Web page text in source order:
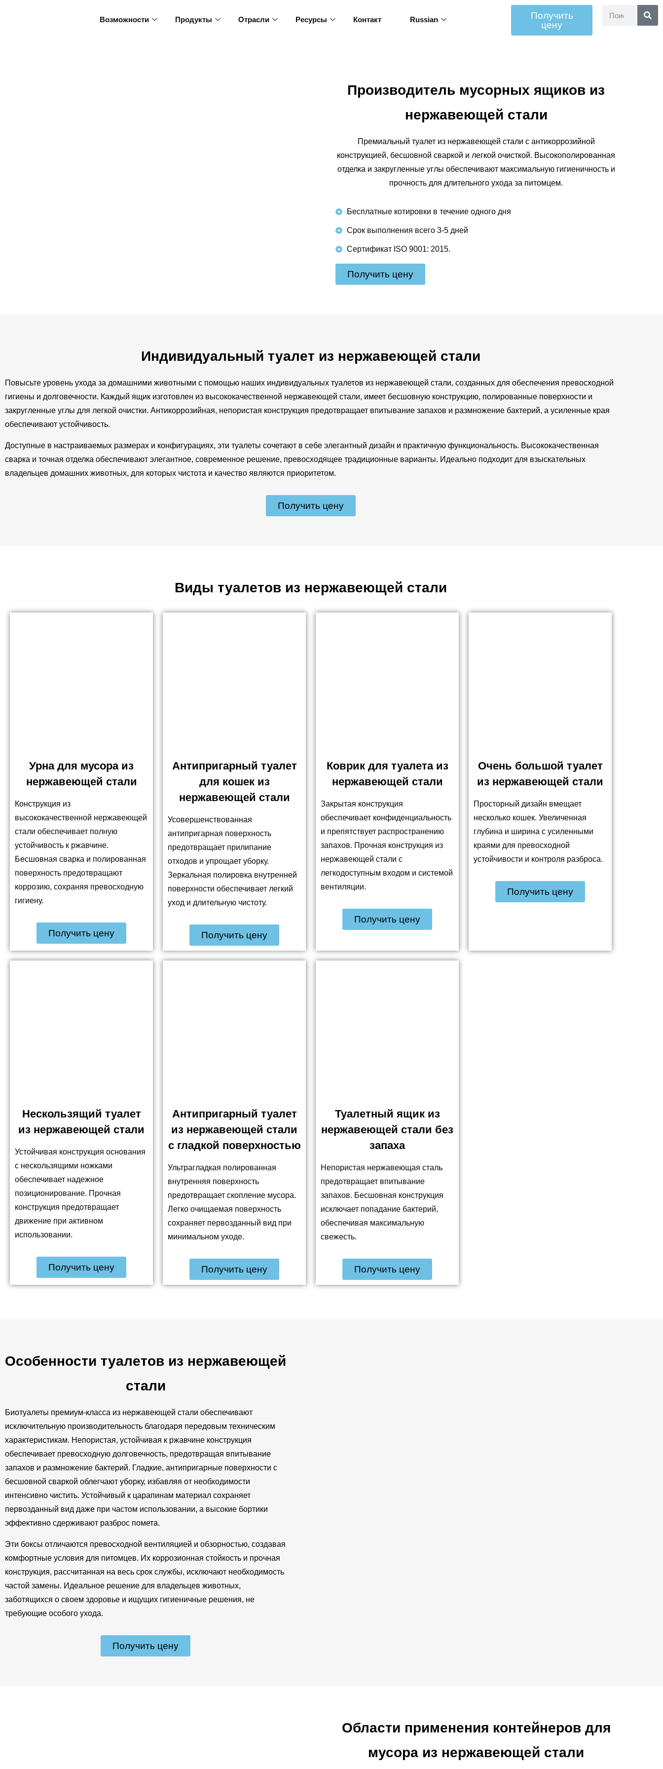
Возможности Продукты Отрасли Ресурсы Контакт Russian
Получить
цену
Производитель мусорных ящиков из
нержавеющей стали
Премиальный туалет из нержавеющей стали с антикоррозийной
конструкцией, бесшовной сваркой и легкой очисткой. Высокополированная
отделка и закругленные углы обеспечивают максимальную гигиеничность и
прочность для длительного ухода за питомцем.
Бесплатные котировки в течение одного дня
Срок выполнения всего 3-5 дней
Сертификат ISO 9001: 2015.
Получить цену
Индивидуальный туалет из нержавеющей стали
Повысьте уровень ухода за домашними животными с помощью наших индивидуальных туалетов из нержавеющей стали, созданных для обеспечения превосходной
гигиены и долговечности. Каждый ящик изготовлен из высококачественной нержавеющей стали, имеет бесшовную конструкцию, полированные поверхности и
закругленные углы для легкой очистки. Антикоррозийная, непористая конструкция предотвращает впитывание запахов и размножение бактерий, а усиленные края
обеспечивают устойчивость.
Доступные в настраиваемых размерах и конфигурациях, эти туалеты сочетают в себе элегантный дизайн и практичную функциональность. Высококачественная
сварка и точная отделка обеспечивают элегантное, современное решение, превосходящее традиционные варианты. Идеально подходит для взыскательных
владельцев домашних животных, для которых чистота и качество являются приоритетом.
Получить цену
Виды туалетов из нержавеющей стали
Урна для мусора из
нержавеющей стали
Конструкция из
высококачественной нержавеющей
стали обеспечивает полную
устойчивость к ржавчине.
Бесшовная сварка и полированная
поверхность предотвращают
коррозию, сохраняя превосходную
гигиену.
Получить цену
Антипригарный туалет
для кошек из
нержавеющей стали
Усовершенствованная
антипригарная поверхность
предотвращает прилипание
отходов и упрощает уборку.
Зеркальная полировка внутренней
поверхности обеспечивает легкий
уход и длительную чистоту.
Получить цену
Коврик для туалета из
нержавеющей стали
Закрытая конструкция
обеспечивает конфиденциальность
и препятствует распространению
запахов. Прочная конструкция из
нержавеющей стали с
легкодоступным входом и системой
вентиляции.
Получить цену
Очень большой туалет
из нержавеющей стали
Просторный дизайн вмещает
несколько кошек. Увеличенная
глубина и ширина с усиленными
краями для превосходной
устойчивости и контроля разброса.
Получить цену
Нескользящий туалет
из нержавеющей стали
Устойчивая конструкция основания
с нескользящими ножками
обеспечивает надежное
позиционирование. Прочная
конструкция предотвращает
движение при активном
использовании.
Получить цену
Антипригарный туалет
из нержавеющей стали
с гладкой поверхностью
Ультрагладкая полированная
внутренняя поверхность
предотвращает скопление мусора.
Легко очищаемая поверхность
сохраняет первозданный вид при
минимальном уходе.
Получить цену
Туалетный ящик из
нержавеющей стали без
запаха
Непористая нержавеющая сталь
предотвращает впитывание
запахов. Бесшовная конструкция
исключает попадание бактерий,
обеспечивая максимальную
свежесть.
Получить цену
Особенности туалетов из нержавеющей
стали
Биотуалеты премиум-класса из нержавеющей стали обеспечивают
исключительную производительность благодаря передовым техническим
характеристикам. Непористая, устойчивая к ржавчине конструкция
обеспечивает превосходную долговечность, предотвращая впитывание
запахов и размножение бактерий. Гладкие, антипригарные поверхности с
бесшовной сваркой облегчают уборку, избавляя от необходимости
интенсивно чистить. Устойчивый к царапинам материал сохраняет
первозданный вид даже при частом использовании, а высокие бортики
эффективно сдерживают разброс помета.
Эти боксы отличаются превосходной вентиляцией и обзорностью, создавая
комфортные условия для питомцев. Их коррозионная стойкость и прочная
конструкция, рассчитанная на весь срок службы, исключают необходимость
частой замены. Идеальное решение для владельцев животных,
заботящихся о своем здоровье и ищущих гигиеничные решения, не
требующие особого ухода.
Получить цену
Области применения контейнеров для
мусора из нержавеющей стали